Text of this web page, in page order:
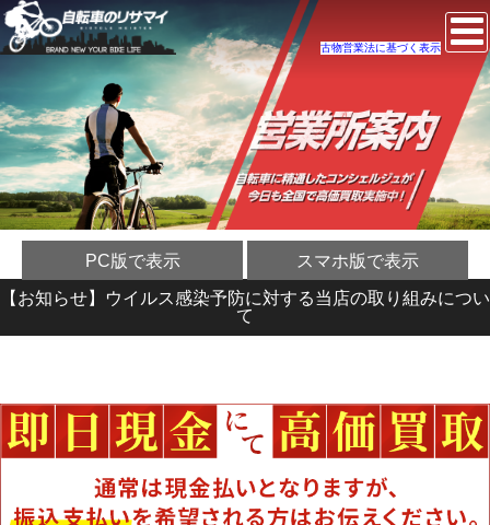
古物営業法に基づく表示
PC版で表示 スマホ版で表示
【お知らせ】ウイルス感染予防に対する当店の取り組みについ
て